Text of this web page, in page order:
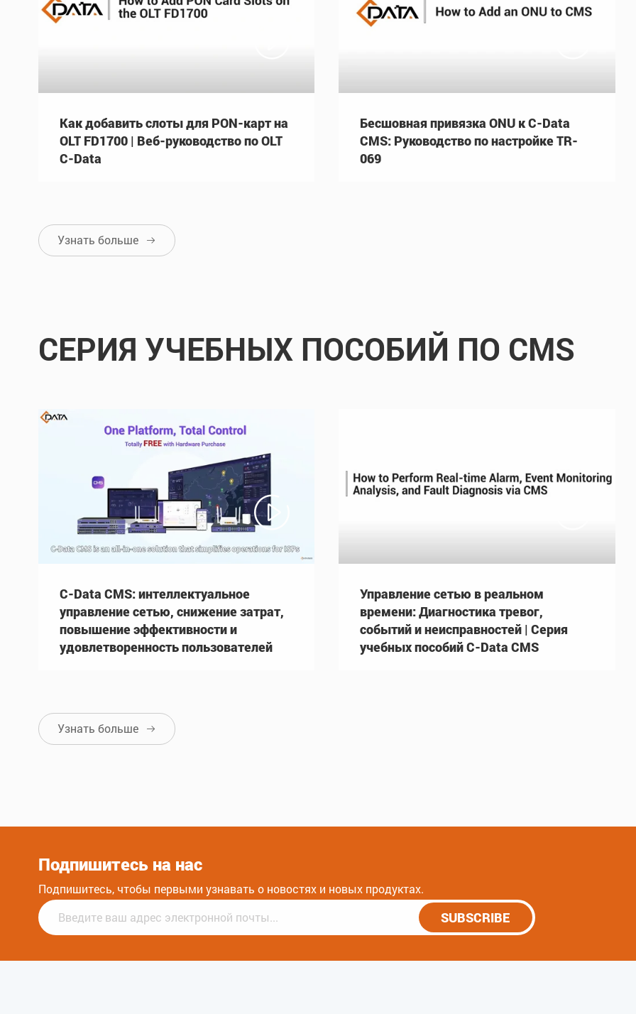
Как добавить слоты для PON-карт на
OLT FD1700 | Веб-руководство по OLT
C-Data
Бесшовная привязка ONU к C-Data
CMS: Руководство по настройке TR-
069
Узнать больше 
СЕРИЯ УЧЕБНЫХ ПОСОБИЙ ПО CMS

C-Data CMS: интеллектуальное
управление сетью, снижение затрат,
повышение эффективности и
удовлетворенность пользователей
Управление сетью в реальном
времени: Диагностика тревог,
событий и неисправностей | Серия
учебных пособий C-Data CMS
Узнать больше 
Подпишитесь на нас
Подпишитесь, чтобы первыми узнавать о новостях и новых продуктах.
SUBSCRIBE